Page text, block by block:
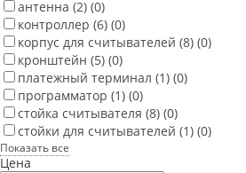
антенна (2) (0)
контроллер (6) (0)
корпус для считывателей (8) (0)
кронштейн (5) (0)
платежный терминал (1) (0)
программатор (1) (0)
стойка считывателя (8) (0)
стойки для считывателей (1) (0)
Показать все
Цена